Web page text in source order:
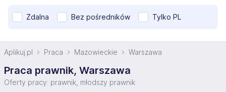
Zdalna Bez pośredników Tylko PL
Aplikuj.pl Praca Mazowieckie Warszawa
Praca prawnik, Warszawa
Oferty pracy: prawnik, młodszy prawnik